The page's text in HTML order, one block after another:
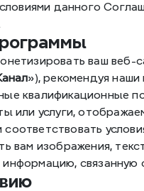
данного
ваш
»), рекомендуя наши
квалификационные
или услуги,
вам изображения,
связанную